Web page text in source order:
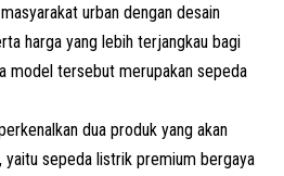
urban dengan desain
harga yang lebih terjangkau bagi
model tersebut merupakan sepeda
dua produk yang akan
yaitu sepeda listrik premium bergaya